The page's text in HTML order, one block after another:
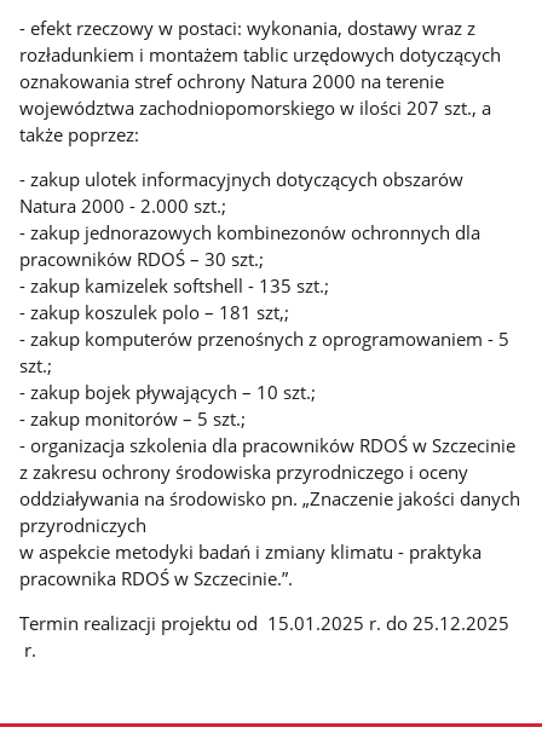
- efekt rzeczowy w postaci: wykonania, dostawy wraz z
rozładunkiem i montażem tablic urzędowych dotyczących
oznakowania stref ochrony Natura 2000 na terenie
województwa zachodniopomorskiego w ilości 207 szt., a
także poprzez:
- zakup ulotek informacyjnych dotyczących obszarów
Natura 2000 - 2.000 szt.;
- zakup jednorazowych kombinezonów ochronnych dla
pracowników RDOŚ – 30 szt.;
- zakup kamizelek softshell - 135 szt.;
- zakup koszulek polo – 181 szt,;
- zakup komputerów przenośnych z oprogramowaniem - 5
szt.;
- zakup bojek pływających – 10 szt.;
- zakup monitorów – 5 szt.;
- organizacja szkolenia dla pracowników RDOŚ w Szczecinie
z zakresu ochrony środowiska przyrodniczego i oceny
oddziaływania na środowisko pn. „Znaczenie jakości danych
przyrodniczych
w aspekcie metodyki badań i zmiany klimatu - praktyka
pracownika RDOŚ w Szczecinie.”.
Termin realizacji projektu od 15.01.2025 r. do 25.12.2025
r.